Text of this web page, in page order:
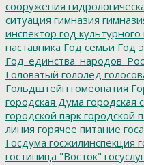
сооружения
ситуация гимназия
инспектор год
наставника Год семьи Год
Головатый гололед
Гольдштейн гомеопатия
городская Дума городская
городской парк городской
линия горячее питание
Госдума госжилинспекция
гостиница "Восток"